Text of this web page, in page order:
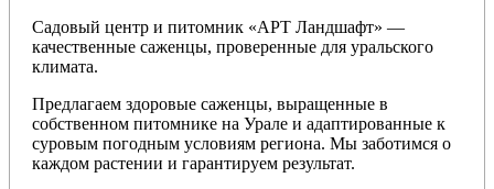
Садовый центр и питомник «АРТ Ландшафт» —
качественные саженцы, проверенные для уральского
климата.
Предлагаем здоровые саженцы, выращенные в
собственном питомнике на Урале и адаптированные к
суровым погодным условиям региона. Мы заботимся о
каждом растении и гарантируем результат.